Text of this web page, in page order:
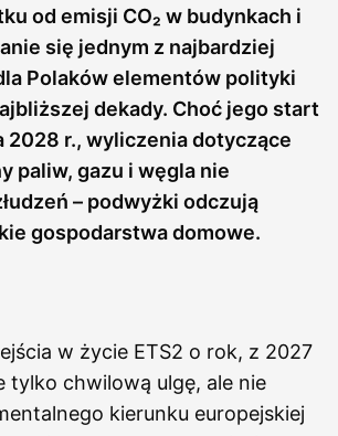
od emisji CO₂ w budynkach i
się jednym z najbardziej
Polaków elementów polityki
dekady. Choć jego start
2028 r., wyliczenia dotyczące
paliw, gazu i węgla nie
– podwyżki odczują
gospodarstwa domowe.
w życie ETS2 o rok, z 2027
tylko chwilową ulgę, ale nie
kierunku europejskiej